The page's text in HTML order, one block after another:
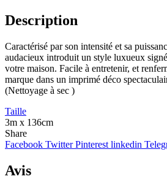
Description
Caractérisé par son intensité et sa
audacieux introduit un style luxueux
votre maison. Facile à entretenir, et
marque dans un imprimé déco
(Nettoyage à sec )
Taille
3m x 136cm
Share
Facebook Twitter Pinterest linkedin
Avis